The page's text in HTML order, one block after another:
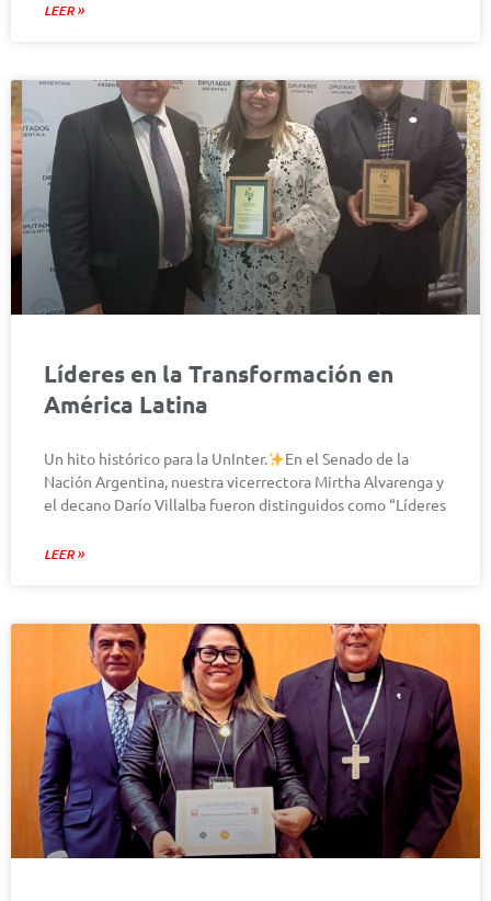
LEER »
Líderes en la Transformación en
América Latina
Un hito histórico para la UnInter.
En el Senado de la
Nación Argentina, nuestra vicerrectora Mirtha Alvarenga y
el decano Darío Villalba fueron distinguidos como “Líderes
LEER »